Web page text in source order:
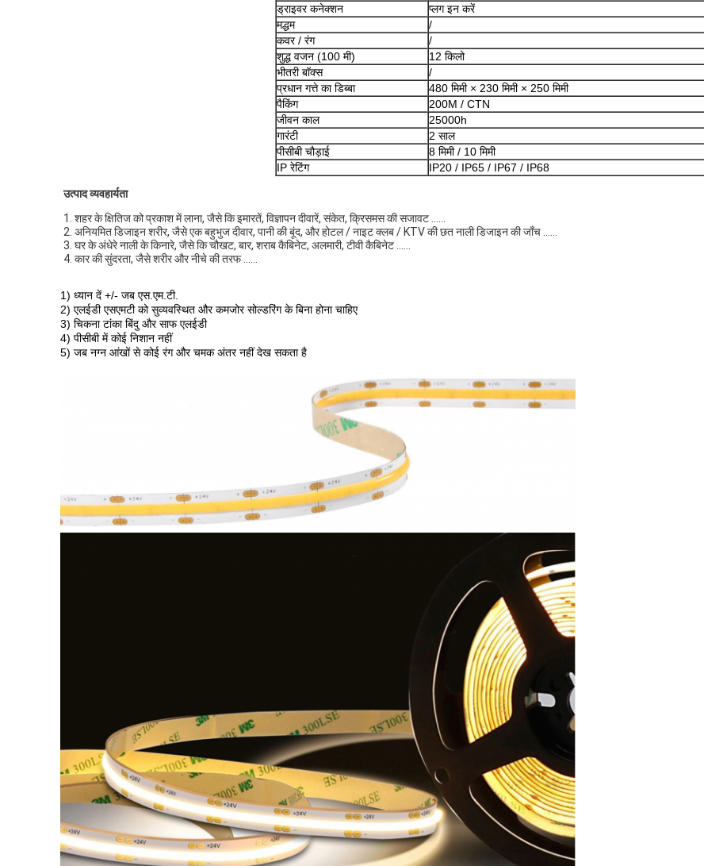
ड्राइवर कनेक्शन
प्लग इन करें
मद्धम
/
कवर / रंग
/
शुद्ध वजन (100 मी)
12 किलो
भीतरी बॉक्स
/
प्रधान गत्ते का डिब्बा
480 मिमी × 230 मिमी × 250 मिमी
पैकिंग
200M / CTN
जीवन काल
25000h
गारंटी
2 साल
पीसीबी चौड़ाई
8 मिमी / 10 मिमी
IP रेटिंग
IP20 / IP65 / IP67 / IP68
उत्पाद व्यवहार्यता
1. शहर के क्षितिज को प्रकाश में लाना, जैसे कि इमारतें, विज्ञापन दीवारें, संकेत, क्रिसमस की सजावट ......
2. अनियमित डिजाइन शरीर, जैसे एक बहुभुज दीवार, पानी की बूंद, और होटल / नाइट क्लब / KTV की छत नाली डिजाइन की जाँच ......
3. घर के अंधेरे नाली के किनारे, जैसे कि चौखट, बार, शराब कैबिनेट, अलमारी, टीवी कैबिनेट ......
4. कार की सुंदरता, जैसे शरीर और नीचे की तरफ ......
1) ध्यान दें +/- जब एस.एम.टी.
2) एलईडी एसएमटी को सुव्यवस्थित और कमजोर सोल्डरिंग के बिना होना चाहिए
3) चिकना टांका बिंदु और साफ एलईडी
4) पीसीबी में कोई निशान नहीं
5) जब नग्न आंखों से कोई रंग और चमक अंतर नहीं देख सकता है